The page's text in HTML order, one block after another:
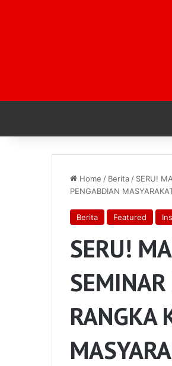
Home / Berita / SERU!
PENGABDIAN
Berita Featured
SERU!
RANGKA